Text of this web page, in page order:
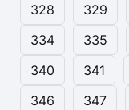
328
329
334
335
340
341
346
347